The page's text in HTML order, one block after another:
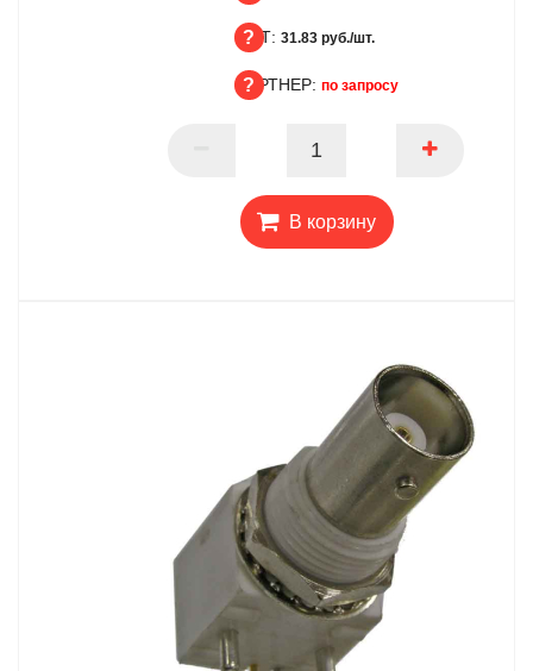
ОПТ: 31.83 руб./шт.
ПАРТНЕР: по запросу
В корзину